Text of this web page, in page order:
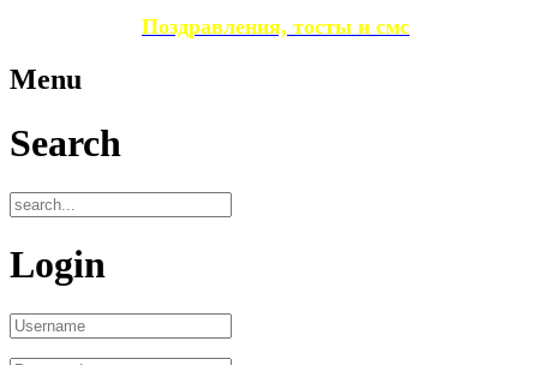
Поздравления, тосты и смс
Menu
Search
Login